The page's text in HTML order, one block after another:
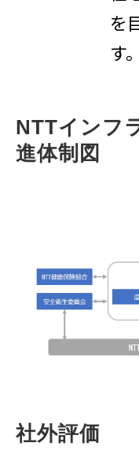
を
す。
NTTインフ
進体制図
社外評価